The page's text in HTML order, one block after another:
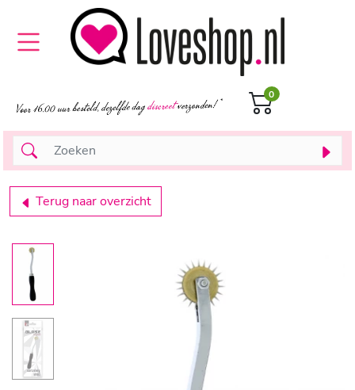
0
Terug naar overzicht